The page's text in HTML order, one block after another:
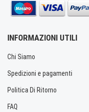
INFORMAZIONI UTILI
Chi Siamo
Spedizioni e pagamenti
Politica Di Ritorno
FAQ